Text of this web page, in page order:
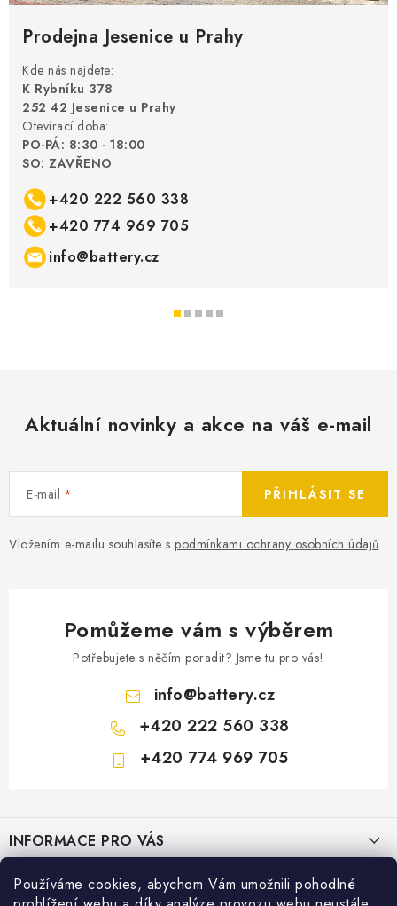
Používáme cookies, abychom Vám umožnili pohodlné
Prodejna Jesenice u Prahy
Kde nás najdete:
K Rybníku 378
252 42 Jesenice u Prahy
Otevírací doba:
PO-PÁ: 8:30 - 18:00
SO: ZAVŘENO
+420 222 560 338
+420 774 969 705
info@battery.cz
Aktuální novinky a akce na váš e-mail
E-mail
Vložením e-mailu souhlasíte s podmínkami ochrany osobních údajů
PŘIHLÁSIT SE
Pomůžeme vám s výběrem
Potřebujete s něčím poradit? Jsme tu pro vás!
info@battery.cz
+420 222 560 338
+420 774 969 705
pINFORMACE PRO VÁS
KONTAKTY
PRODEJNY BATTERY.CZ